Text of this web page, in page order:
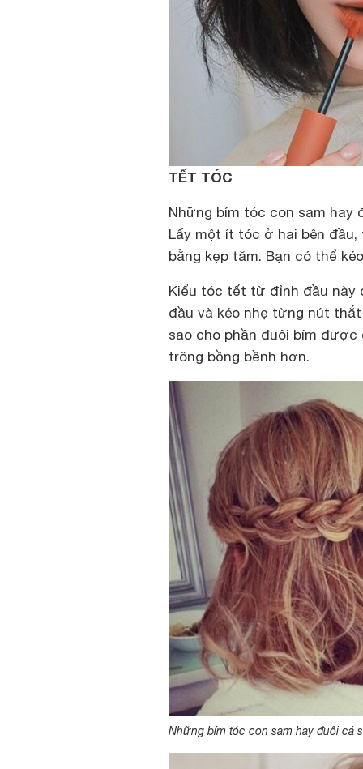
TẾT TÓC
Những bím tóc con sam hay
Lấy một ít tóc ở hai bên
bằng kẹp tăm. Bạn có thể
Kiểu tóc tết từ đỉnh đầu này
đầu và kéo nhẹ từng nút
sao cho phần đuôi bím
trông bồng bềnh hơn.
Những bím tóc con sam hay đuôi cá